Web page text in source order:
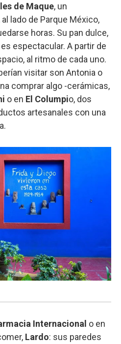
de Maque, un
lado de Parque México,
horas. Su pan dulce,
espectacular. A partir de
al ritmo de cada uno.
visitar son Antonia o
comprar algo -cerámicas,
o en El Columpio, dos
artesanales con una
Internacional o en
Lardo: sus paredes